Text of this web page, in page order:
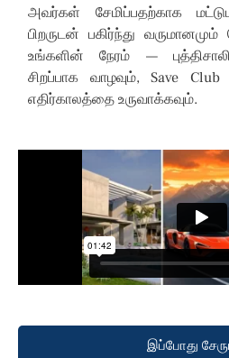
அவர்கள் சேமிப்பதற்காக
பிறருடன் பகிர்ந்து
உங்களின் நேரம் —
சிறப்பாக வாழவும், Save
எதிர்காலத்தை உருவாக்கவும்.
இப்போது